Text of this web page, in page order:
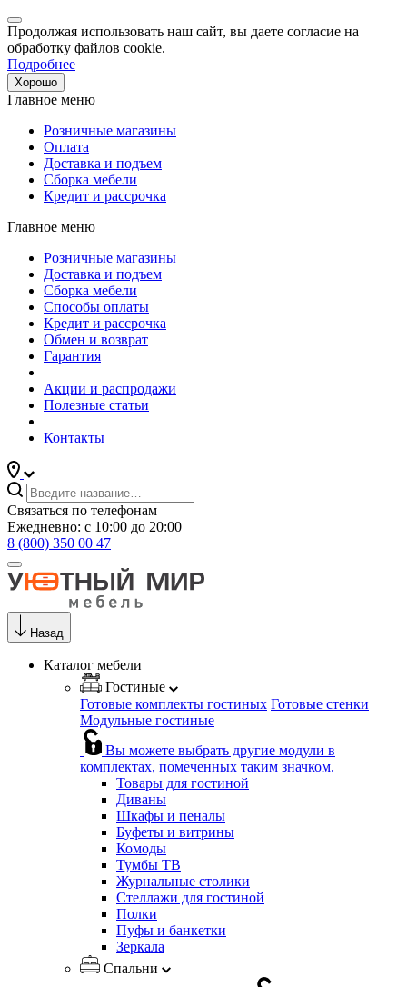
Продолжая использовать наш сайт, вы даете согласие на
обработку файлов cookie.
Подробнее
Хорошо
Главное меню
Розничные магазины
Оплата
Доставка и подъем
Сборка мебели
Кредит и рассрочка
Главное меню
Розничные магазины
Доставка и подъем
Сборка мебели
Способы оплаты
Кредит и рассрочка
Обмен и возврат
Гарантия
Акции и распродажи
Полезные статьи
Контакты
Связаться по телефонам
Ежедневно: с 10:00 до 20:00
8 (800) 350 00 47
Назад
Каталог мебели
Гостиные
Готовые комплекты гостиных Готовые стенки
Модульные гостиные
Вы можете выбрать другие модули в
комплектах, помеченных таким значком.
Товары для гостиной
Диваны
Шкафы и пеналы
Буфеты и витрины
Комоды
Тумбы ТВ
Журнальные столики
Стеллажи для гостиной
Полки
Пуфы и банкетки
Зеркала
Спальни